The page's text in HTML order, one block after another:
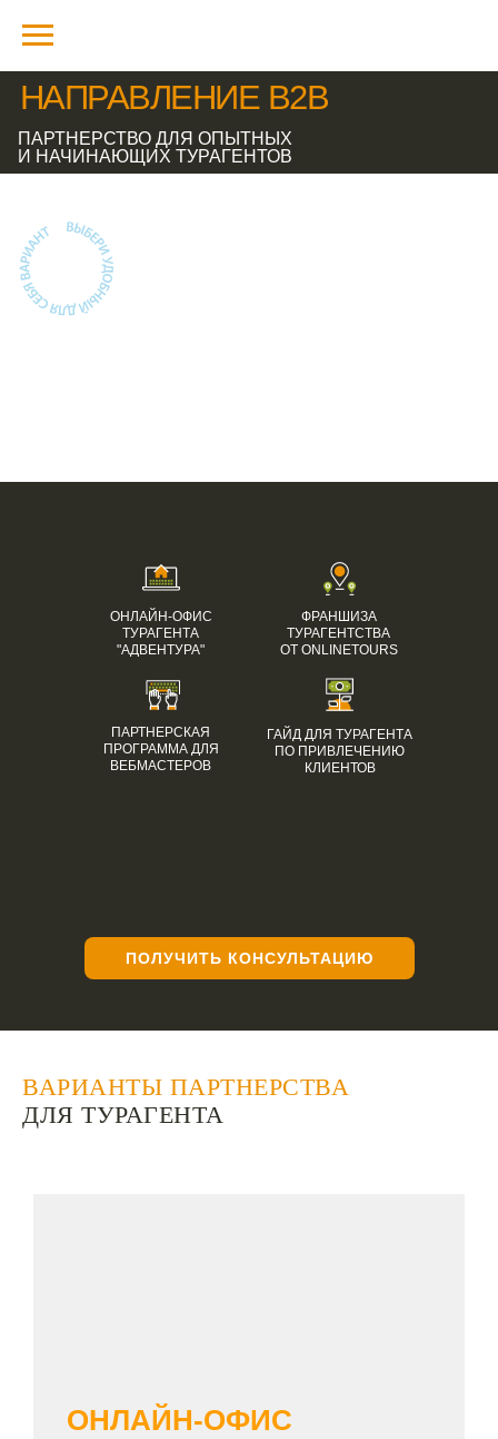
НАПРАВЛЕНИЕ B2B
ПАРТНЕРСТВО ДЛЯ ОПЫТНЫХ
И НАЧИНАЮЩИХ ТУРАГЕНТОВ
ПОЛУЧИТЬ КОНСУЛЬТАЦИЮ
ОНЛАЙН-ОФИС
ТУРАГЕНТА
"АДВЕНТУРА"
ПАРТНЕРСКАЯ
ПРОГРАММА ДЛЯ
ВЕБМАСТЕРОВ
ФРАНШИЗА
ТУРАГЕНТСТВА
ОТ ONLINETOURS
ГАЙД ДЛЯ ТУРАГЕНТА
ПО ПРИВЛЕЧЕНИЮ
КЛИЕНТОВ
ВАРИАНТЫ ПАРТНЕРСТВА
ДЛЯ ТУРАГЕНТА
ОНЛАЙН-ОФИС